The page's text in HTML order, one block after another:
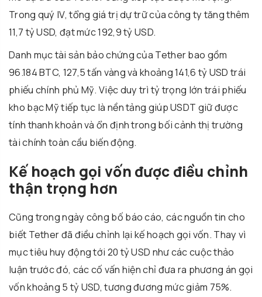
Trong quý IV, tổng giá trị dự trữ của công ty tăng thêm
11,7 tỷ USD, đạt mức 192,9 tỷ USD.
Danh mục tài sản bảo chứng của Tether bao gồm
96.184 BTC, 127,5 tấn vàng và khoảng 141,6 tỷ USD trái
phiếu chính phủ Mỹ. Việc duy trì tỷ trọng lớn trái phiếu
kho bạc Mỹ tiếp tục là nền tảng giúp USDT giữ được
tính thanh khoản và ổn định trong bối cảnh thị trường
tài chính toàn cầu biến động.
Kế hoạch gọi vốn được điều chỉnh
thận trọng hơn
Cũng trong ngày công bố báo cáo, các nguồn tin cho
biết Tether đã điều chỉnh lại kế hoạch gọi vốn. Thay vì
mục tiêu huy động tới 20 tỷ USD như các cuộc thảo
luận trước đó, các cố vấn hiện chỉ đưa ra phương án gọi
vốn khoảng 5 tỷ USD, tương đương mức giảm 75%.